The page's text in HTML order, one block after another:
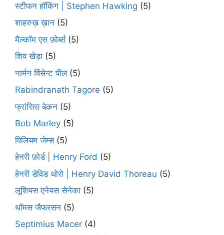
स्टीफन हॉकिंग | Stephen Hawking (5)
शाहरुख़ ख़ान (5)
मैल्कॉम एस फ़ोर्ब्स(5)
शिव खेड़ा (5)
नार्मन विंसेन्ट पील(5)
Rabindranath Tagore (5)
फ्रांसिस बेकन (5)
Bob Marley (5)
विलियम जेम्स(5)
हेनरी फ़ोर्ड | Henry Ford (5)
हेनरी डेविड थोरो | Henry David Thoreau (5)
लूशियस एनेयस सेनेका (5)
थॉमस जैफरसन (5)
Septimius Macer (4)